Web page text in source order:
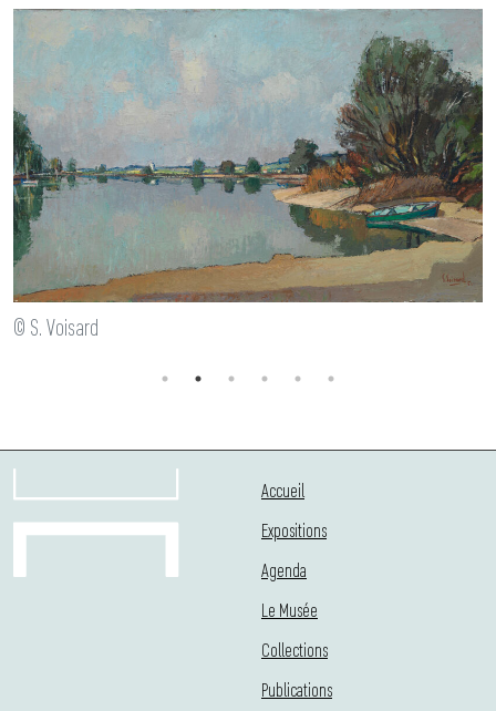
© S. Voisard
Accueil
Expositions
Agenda
Le Musée
Collections
Publications